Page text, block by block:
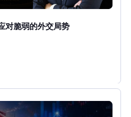
对脆弱的外交局势